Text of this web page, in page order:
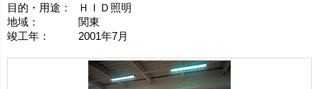
目的・用途：
ＨＩＤ照明
地域：
関東
竣工年：
2001年7月